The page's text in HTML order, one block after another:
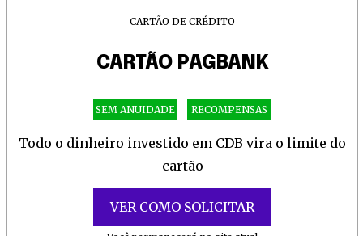
CARTÃO DE CRÉDITO
CARTÃO PAGBANK
SEM ANUIDADE RECOMPENSAS
Todo o dinheiro investido em CDB vira o limite do
cartão
VER COMO SOLICITAR